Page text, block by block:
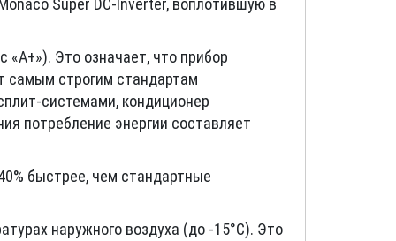
Super DC-Inverter, воплотившую в
«А+»). Это означает, что прибор
самым строгим стандартам
системами, кондиционер
потребление энергии составляет
быстрее, чем стандартные
наружного воздуха (до -15°С). Это